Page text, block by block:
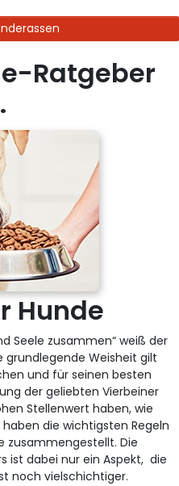
Ratgeber
Hunde
Seele zusammen“ weiß der
grundlegende Weisheit gilt
und für seinen besten
der geliebten Vierbeiner
Stellenwert haben, wie
die wichtigsten Regeln
zusammengestellt. Die
ist dabei nur ein Aspekt, die
noch vielschichtiger.